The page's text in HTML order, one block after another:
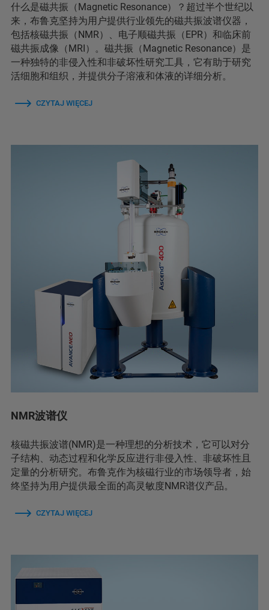
什么是磁共振（Magnetic Resonance）？超过半个世纪以
来，布鲁克坚持为用户提供行业领先的磁共振波谱仪器，
包括核磁共振（NMR）、电子顺磁共振（EPR）和临床前
磁共振成像（MRI）。磁共振（Magnetic Resonance）是
一种独特的非侵入性和非破坏性研究工具，它有助于研究
活细胞和组织，并提供分子溶液和体液的详细分析。
CZYTAJ WIĘCEJ
NMR波谱仪
核磁共振波谱(NMR)是一种理想的分析技术，它可以对分
子结构、动态过程和化学反应进行非侵入性、非破坏性且
定量的分析研究。布鲁克作为核磁行业的市场领导者，始
终坚持为用户提供最全面的高灵敏度NMR谱仪产品。
CZYTAJ WIĘCEJ